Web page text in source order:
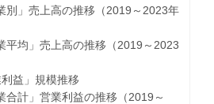
」売上高の推移（2019～2023年
均」売上高の推移（2019～2023
益」規模推移
計」営業利益の推移（2019～